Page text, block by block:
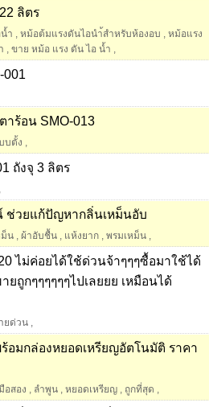
ลิตร
ำ , หม้อต้มแรงดันไอนำ้สำหรับห้องอบ , หม้อแรง
, ขาย หม้อ แรง ดัน ไอ น้ำ ,
001
าร้อน SMO-013
บตั้ง ,
ถังจุ 3 ลิตร
,
ช่วยแก้ปัญหากลิ่นเหม็นอับ
ม็น , ผ้าอับชื้น , แห้งยาก , พรมเหม็น ,
ไม่ค่อยได้ใช้ด่วนจ้าๆๆๆซื้อมาใช้ได้
ถูกๆๆๆๆๆๆไปเลยยย เหมือนได้
ยด่วน ,
อมกล่องหยอดเหรียญอัตโนมัติ ราคา
อสอง , ลำพูน , หยอดเหรียญ , ถูกที่สุด ,